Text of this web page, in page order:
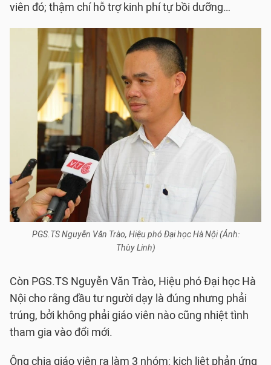
viên đó; thậm chí hỗ trợ kinh phí tự bồi dưỡng…
PGS.TS Nguyễn Văn Trào, Hiệu phó Đại học Hà Nội (Ảnh:
Thùy Linh)
Còn PGS.TS Nguyễn Văn Trào, Hiệu phó Đại học Hà
Nội cho rằng đầu tư người dạy là đúng nhưng phải
trúng, bởi không phải giáo viên nào cũng nhiệt tình
tham gia vào đổi mới.
Ông chia giáo viên ra làm 3 nhóm: kịch liệt phản ứng